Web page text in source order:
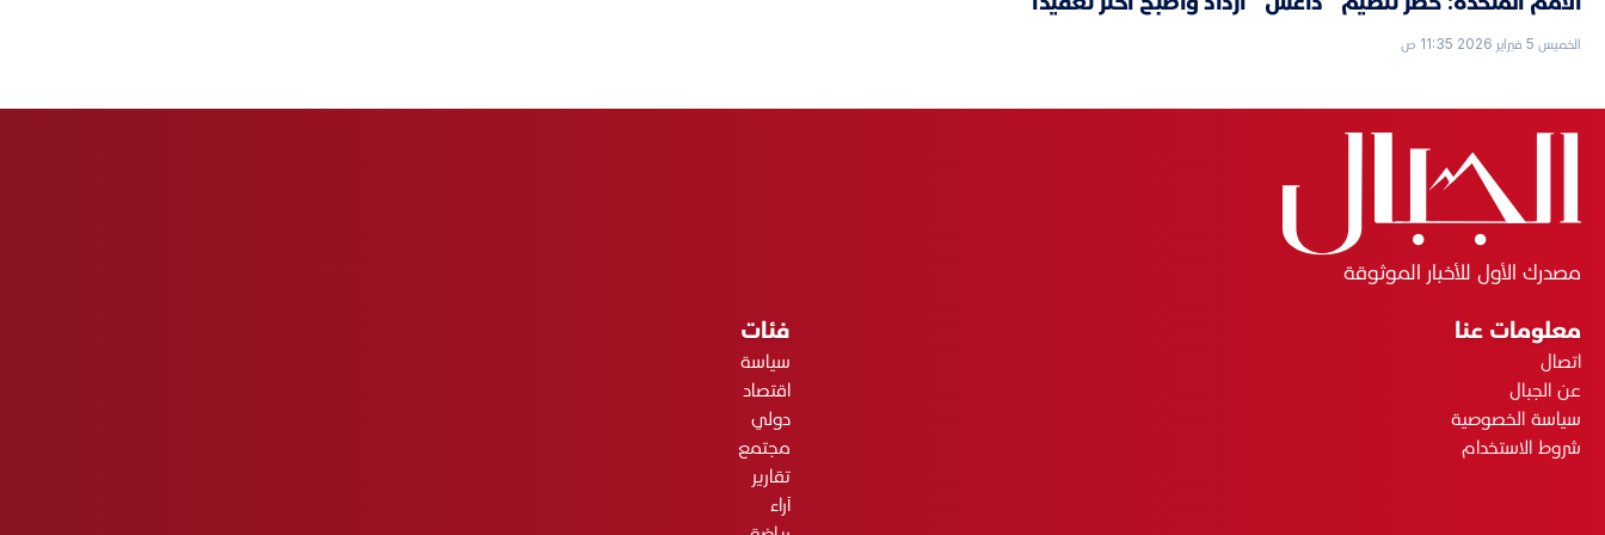
الخميس 5 فبراير 2026 11:35 ص
مصدرك الأول للأخبار الموثوقة
معلومات عنا
اتصال
عن الجبال
سياسة الخصوصية
شروط الاستخدام
فئات
سياسة
اقتصاد
دولي
مجتمع
تقارير
آراء